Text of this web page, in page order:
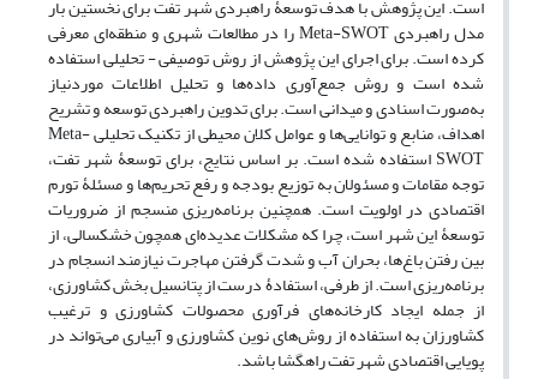
است. این پژوهش با هدف توسعۀ راهبردی شهر تفت برای نخستین بار
مدل راهبردی Meta-SWOT را در مطالعات شهری و منطقه‌ای معرفی
کرده است. برای اجرای این پژوهش از روش توصیفی - تحلیلی استفاده‌
شده است و روش جمع‌آوری داده‌ها و تحلیل اطلاعات موردنیاز
به‌صورت اسنادی و میدانی است. برای تدوین راهبردی توسعه و تشریح
اهداف، منابع و توانایی‌ها و عوامل کلان محیطی از تکنیک تحلیلی Meta-
SWOT استفاده شده است. بر اساس نتایج، برای توسعۀ شهر تفت،
توجه مقامات و مسئولان به‌ توزیع بودجه و رفع تحریم‌ها و مسئلۀ تورم
اقتصادی در اولویت است. همچنین برنامه‌ریزی منسجم از ضروریات
توسعۀ این شهر است، چرا که مشکلات عدیده‌ای همچون خشکسالی، از
بین رفتن باغ‌ها، بحران آب و شدت گرفتن مهاجرت نیازمند انسجام در
برنامه‌ریزی است. از طرفی، استفادۀ درست از پتانسیل بخش کشاورزی،
از جمله ایجاد کارخانه‌های فرآوری محصولات کشاورزی و ترغیب
کشاورزان به استفاده از روش‌های نوین کشاورزی و آبیاری می‌تواند در
پویایی اقتصادی شهر تفت راهگشا باشد.